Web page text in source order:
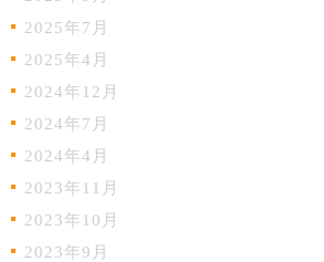
2025年7月
2025年4月
2024年12月
2024年7月
2024年4月
2023年11月
2023年10月
2023年9月